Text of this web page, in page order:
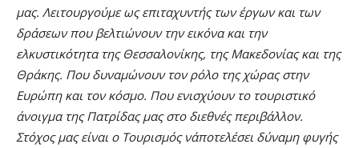
μας. Λειτουργούμε ως επιταχυντής των έργων και των
δράσεων που βελτιώνουν την εικόνα και την
ελκυστικότητα της Θεσσαλονίκης, της Μακεδονίας και της
Θράκης. Που δυναμώνουν τον ρόλο της χώρας στην
Ευρώπη και τον κόσμο. Που ενισχύουν το τουριστικό
άνοιγμα της Πατρίδας μας στο διεθνές περιβάλλον.
Στόχος μας είναι ο Τουρισμός ν΄αποτελέσει δύναμη φυγής